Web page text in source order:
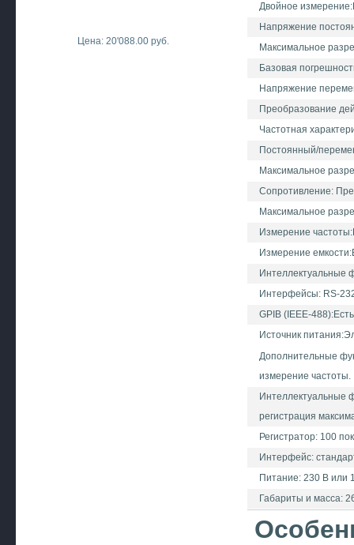
Цена: 20'088.00 руб.
Двойное
Напряжение
Максимальное
Базовая
Напряжение
Преобразование
Частотная
Постоянный/
Максимальное
Сопротивление:
Максимальное
Измерение
Измерение
Интеллектуальные
Интерфейсы: RS-
GPIB (IEEE-
Источник
Дополнительные
измерение частоты.
Интеллектуальные
регистрация
Регистратор: 100
Интерфейс:
Питание: 230 В или
Габариты и масса: